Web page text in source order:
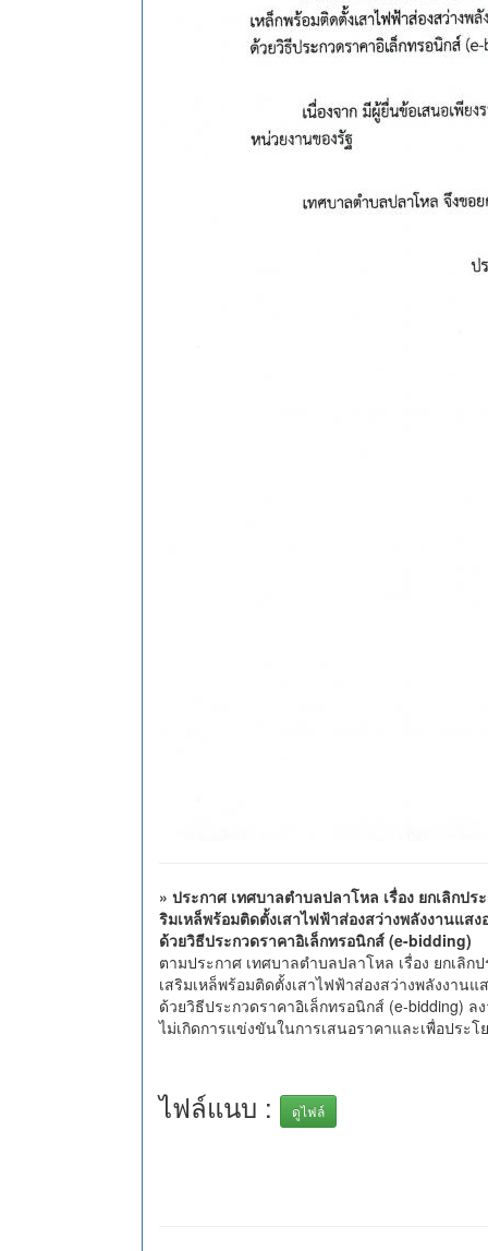
» ประกาศ เทศบาลตำบลปลาโหล เรื่อง ยกเลิกป
ริมเหล็พร้อมติดตั้งเสาไฟฟ้าส่องสว่างพลังงานแส
ด้วยวิธีประกวดราคาอิเล็กทรอนิกส์ (e-bidding)
ตามประกาศ เทศบาลตำบลปลาโหล เรื่อง ยกเลิ
เสริมเหล็พร้อมติดตั้งเสาไฟฟ้าส่องสว่างพลังงาน
ด้วยวิธีประกวดราคาอิเล็กทรอนิกส์ (e-bidding) ล
ไม่เกิดการแข่งขันในการเสนอราคาและเพื่อประ
ไฟล์แนบ : ดูไฟล์